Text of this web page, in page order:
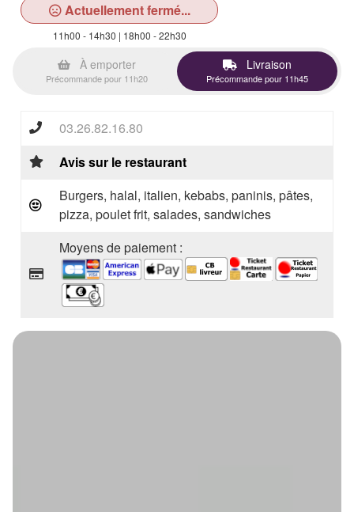
Actuellement fermé...
11h00 - 14h30 | 18h00 - 22h30
À emporter
Précommande pour 11h20
Livraison
Précommande pour 11h45
03.26.82.16.80
Avis sur le restaurant
Burgers, halal, italien, kebabs, paninis, pâtes,
pizza, poulet frit, salades, sandwiches
Moyens de paiement :